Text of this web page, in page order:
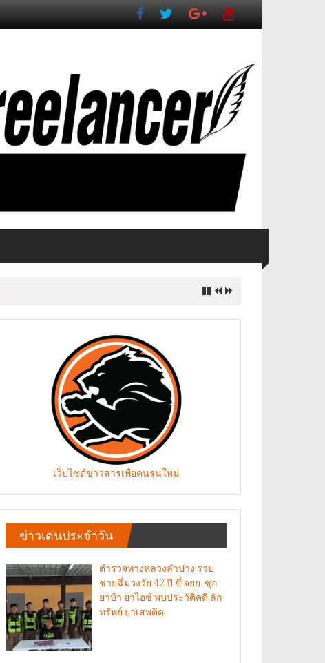
เว็บไซต์ข่าวสารเพื่อคนรุ่นใหม่
ข่าวเด่นประจำวัน
ตำรวจทางหลวงลำปาง รวบ
ชายฉี่ม่วงวัย 42 ปี ขี่ จยย. ซุก
ยาบ้า ยาไอซ์ พบประวัติคดี ลัก
ทรัพย์ ยาเสพติด